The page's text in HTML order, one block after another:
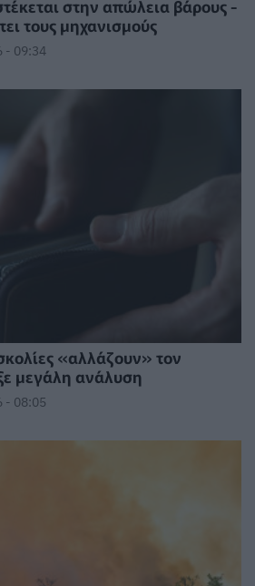
στην απώλεια βάρους -
τους μηχανισμούς
- 09:34
«αλλάζουν» τον
μεγάλη ανάλυση
- 08:05